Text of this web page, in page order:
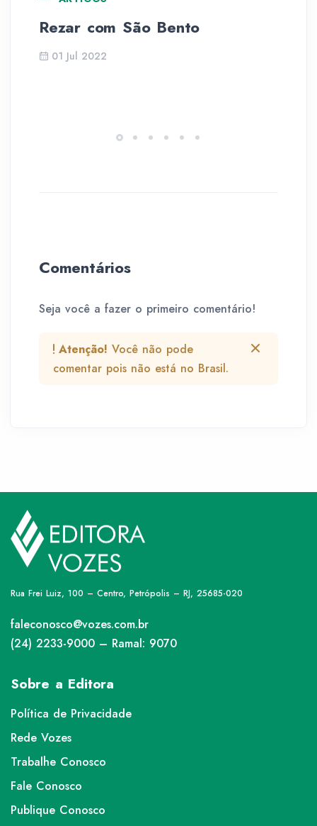
Rezar com São Bento
01 Jul 2022
Comentários
Seja você a fazer o primeiro comentário!
Atenção! Você não pode
comentar pois não está no Brasil.
Rua Frei Luiz, 100 – Centro, Petrópolis – RJ, 25685-020
faleconosco@vozes.com.br
(24) 2233-9000 – Ramal: 9070
Sobre a Editora
Política de Privacidade
Rede Vozes
Trabalhe Conosco
Fale Conosco
Publique Conosco